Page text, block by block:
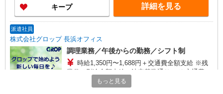
キープ 詳細を見る
派遣社員
株式会社グロップ 長浜オフィス
調理業務／午後からの勤務／シフト制
時給1,350円〜1,688円＋交通費全額支給 ※残
業代は別途全額支給（法定基準通り） ※交通費支
給規定あり ※給与の希望日払い制度あり ＜月収例
＞ ＊月16日勤務の場合 時給1,350円×4時間×16
雇入れ直後：石川県白山市鶴来本町 変更の範
もっと見る